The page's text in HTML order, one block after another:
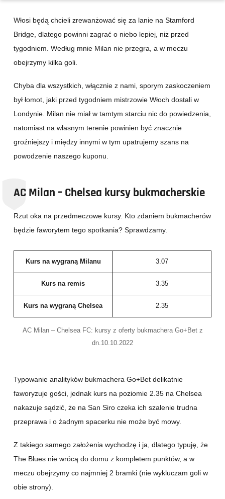
Włosi będą chcieli zrewanżować się za lanie na Stamford
Bridge, dlatego powinni zagrać o niebo lepiej, niż przed
tygodniem. Według mnie Milan nie przegra, a w meczu
obejrzymy kilka goli.
Chyba dla wszystkich, włącznie z nami, sporym zaskoczeniem
był łomot, jaki przed tygodniem mistrzowie Włoch dostali w
Londynie. Milan nie miał w tamtym starciu nic do powiedzenia,
natomiast na własnym terenie powinien być znacznie
groźniejszy i między innymi w tym upatrujemy szans na
powodzenie naszego kuponu.
AC Milan – Chelsea kursy bukmacherskie
Rzut oka na przedmeczowe kursy. Kto zdaniem bukmacherów
będzie faworytem tego spotkania? Sprawdzamy.
Kurs na wygraną Milanu 3.07
Kurs na remis 3.35
Kurs na wygraną Chelsea 2.35
AC Milan – Chelsea FC: kursy z oferty bukmachera Go+Bet z
dn.10.10.2022
Typowanie analityków bukmachera Go+Bet delikatnie
faworyzuje gości, jednak kurs na poziomie 2.35 na Chelsea
nakazuje sądzić, że na San Siro czeka ich szalenie trudna
przeprawa i o żadnym spacerku nie może być mowy.
Z takiego samego założenia wychodzę i ja, dlatego typuję, że
The Blues nie wrócą do domu z kompletem punktów, a w
meczu obejrzymy co najmniej 2 bramki (nie wykluczam goli w
obie strony).